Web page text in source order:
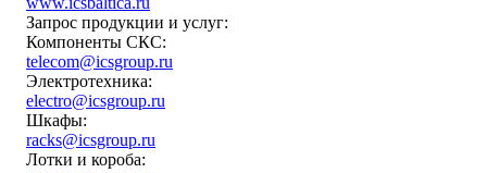
Запрос продукции и услуг:
Компоненты СКС:
telecom@icsgroup.ru
Электротехника:
electro@icsgroup.ru
Шкафы:
racks@icsgroup.ru
Лотки и короба: